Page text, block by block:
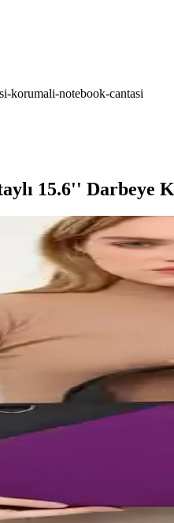
korumali-notebook-cantasi
15.6'' Darbeye